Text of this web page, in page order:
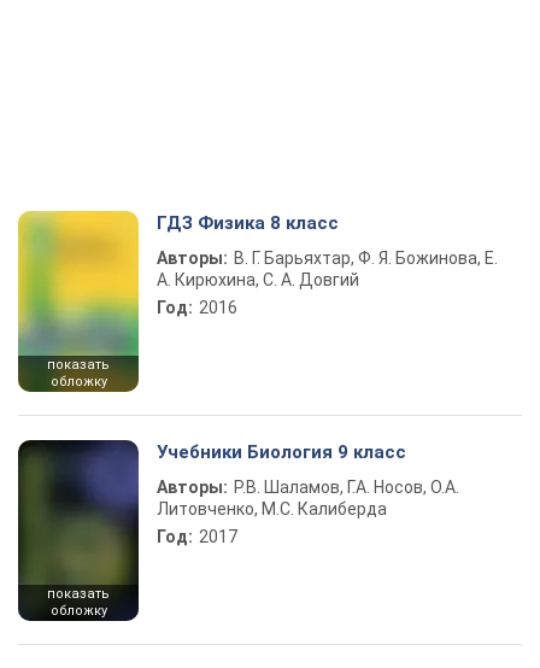
показать
обложку
ГДЗ Физика 8 класс
Авторы: В. Г. Барьяхтар, Ф. Я. Божинова, Е.
А. Кирюхина, С. А. Довгий
Год: 2016
показать
обложку
Учебники Биология 9 класс
Авторы: Р.В. Шаламов, Г.А. Носов, О.А.
Литовченко, М.С. Калиберда
Год: 2017